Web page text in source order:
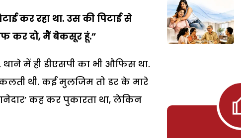
कर रहा था. उस की पिटाई से
कर दो, मैं बेकसूर हूं.’’
में ही डीएसपी का भी औफिस था.
थी. कई मुलजिम तो डर के मारे
कह कर पुकारता था, लेकिन